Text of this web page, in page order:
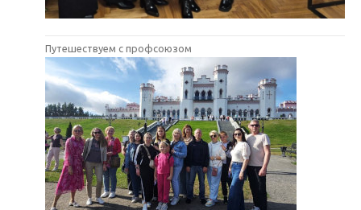
Путешествуем с профсоюзом